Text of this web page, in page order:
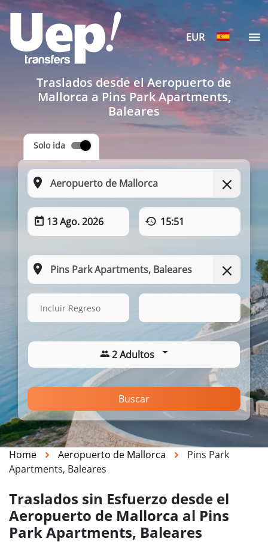
EUR
Traslados desde el Aeropuerto de
Mallorca a Pins Park Apartments,
Baleares
Solo ida
13 Ago. 2026 15:51
13 Ago. 2026
Incluir Regreso
2 Adultos
Buscar
Home Aeropuerto de Mallorca
Pins Park
Apartments, Baleares
Traslados sin Esfuerzo desde el
Aeropuerto de Mallorca al Pins
Park Apartments, Baleares